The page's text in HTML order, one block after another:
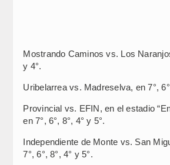
Mostrando Caminos vs. Los
y 4°.
Uribelarrea vs. Madreselva, en 7°,
Provincial vs. EFIN, en el estadio
en 7°, 6°, 8°, 4° y 5°.
Independiente de Monte vs. San
7°, 6°, 8°, 4° y 5°.